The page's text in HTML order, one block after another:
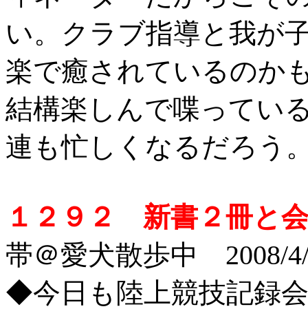
い。クラブ指導と我が
楽で癒されているのか
結構楽しんで喋ってい
連も忙しくなるだろう
１２９２ 新書２冊と
帯＠愛犬散歩中 2008/
◆今日も陸上競技記録